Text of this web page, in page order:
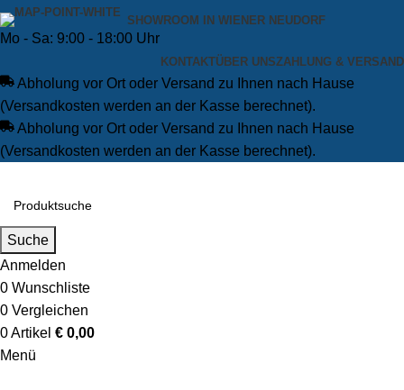
SHOWROOM IN WIENER NEUDORF
Mo - Sa: 9:00 - 18:00 Uhr
KONTAKTÜBER UNSZAHLUNG & VERSAND
Abholung vor Ort oder Versand zu Ihnen nach Hause
(Versandkosten werden an der Kasse berechnet).
Abholung vor Ort oder Versand zu Ihnen nach Hause
(Versandkosten werden an der Kasse berechnet).
Suche
Anmelden
0 Wunschliste
0 Vergleichen
0Artikel € 0,00
Menü